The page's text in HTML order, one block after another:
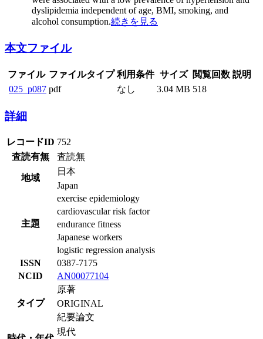
dyslipidemia independent of age, BMI, smoking, and
alcohol consumption.続きを見る
本文ファイル
ファイル ファイルタイプ 利用条件 サイズ 閲覧回数 説明
025_p087 pdf なし 3.04 MB 518
詳細
レコードID 752
査読有無
査読無
地域
日本
Japan
主題
exercise epidemiology
cardiovascular risk factor
endurance fitness
Japanese workers
logistic regression analysis
ISSN
0387-7175
NCID
AN00077104
タイプ
原著
ORIGINAL
紀要論文
現代